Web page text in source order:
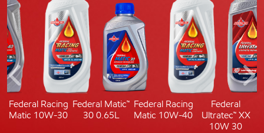
Federal Racing
Matic 10W-30
Federal Matic™
30 0.65L
Federal Racing
Matic 10W-40
Federal
Ultratec™ XX
10W 30